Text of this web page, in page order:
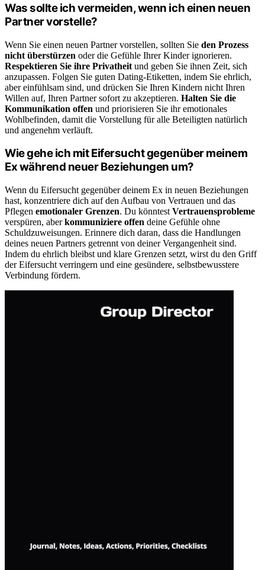
Was sollte ich vermeiden, wenn ich einen neuen
Partner vorstelle?
Wenn Sie einen neuen Partner vorstellen, sollten Sie den Prozess
nicht überstürzen oder die Gefühle Ihrer Kinder ignorieren.
Respektieren Sie ihre Privatheit und geben Sie ihnen Zeit, sich
anzupassen. Folgen Sie guten Dating-Etiketten, indem Sie ehrlich,
aber einfühlsam sind, und drücken Sie Ihren Kindern nicht Ihren
Willen auf, Ihren Partner sofort zu akzeptieren. Halten Sie die
Kommunikation offen und priorisieren Sie ihr emotionales
Wohlbefinden, damit die Vorstellung für alle Beteiligten natürlich
und angenehm verläuft.
Wie gehe ich mit Eifersucht gegenüber meinem
Ex während neuer Beziehungen um?
Wenn du Eifersucht gegenüber deinem Ex in neuen Beziehungen
hast, konzentriere dich auf den Aufbau von Vertrauen und das
Pflegen emotionaler Grenzen. Du könntest Vertrauensprobleme
verspüren, aberkommuniziere offen deine Gefühle ohne
Schuldzuweisungen. Erinnere dich daran, dass die Handlungen
deines neuen Partners getrennt von deiner Vergangenheit sind.
Indem du ehrlich bleibst und klare Grenzen setzt, wirst du den Griff
der Eifersucht verringern und eine gesündere, selbstbewusstere
Verbindung fördern.